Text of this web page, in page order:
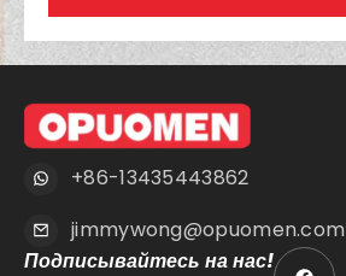
+86-13435443862
jimmywong@opuomen.com
Подписывайтесь на нас!